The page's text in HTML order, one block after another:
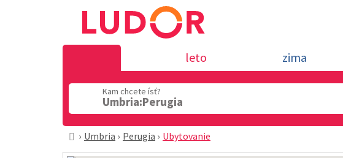
leto zima
Kam chcete ísť?
Umbria:Perugia
Umbria Perugia Ubytovanie